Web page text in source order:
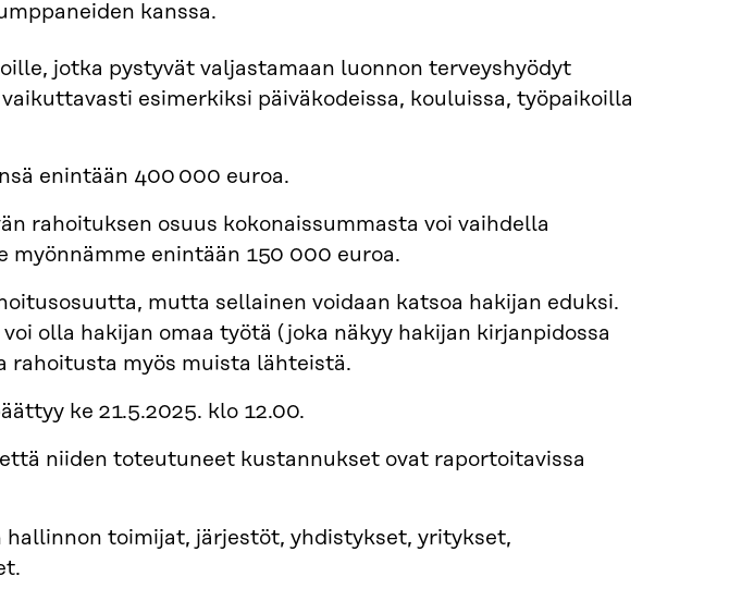
kanssa.
jotka pystyvät valjastamaan luonnon terveyshyödyt
esimerkiksi päiväkodeissa, kouluissa, työpaikoilla
enintään 400 000 euroa.
rahoituksen osuus kokonaissummasta voi vaihdella
myönnämme enintään 150 000 euroa.
mutta sellainen voidaan katsoa hakijan eduksi.
olla hakijan omaa työtä (joka näkyy hakijan kirjanpidossa
rahoitusta myös muista lähteistä.
ke 21.5.2025. klo 12.00.
niiden toteutuneet kustannukset ovat raportoitavissa
hallinnon toimijat, järjestöt, yhdistykset, yritykset,